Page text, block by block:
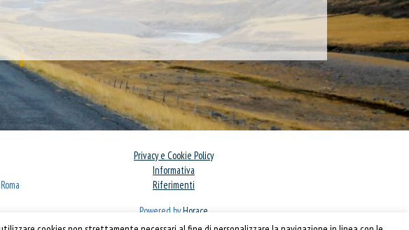
Privacy e Cookie Policy
Informativa
Riferimenti
Powered byHorace